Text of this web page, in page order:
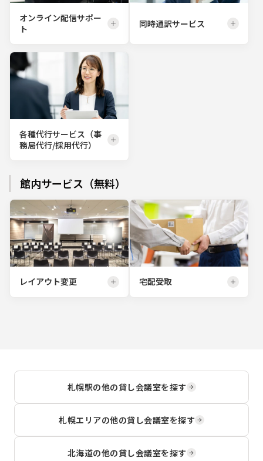
オンライン配信サポー
ト
同時通訳サービス
各種代行サービス（事
務局代行/採用代行）
館内サービス（無料）
レイアウト変更 宅配受取
札幌駅の他の貸し会議室を探す
札幌エリアの他の貸し会議室を探す
北海道の他の貸し会議室を探す